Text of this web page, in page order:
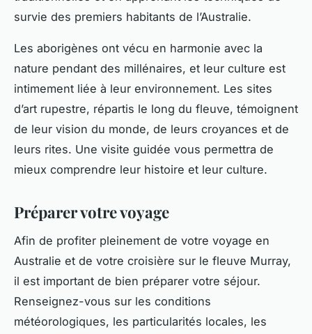
survie des premiers habitants de l’Australie.
Les aborigènes ont vécu en harmonie avec la
nature pendant des millénaires, et leur culture est
intimement liée à leur environnement. Les sites
d’art rupestre, répartis le long du fleuve, témoignent
de leur vision du monde, de leurs croyances et de
leurs rites. Une visite guidée vous permettra de
mieux comprendre leur histoire et leur culture.
Préparer votre voyage
Afin de profiter pleinement de votre voyage en
Australie et de votre croisière sur le fleuve Murray,
il est important de bien préparer votre séjour.
Renseignez-vous sur les conditions
météorologiques, les particularités locales, les